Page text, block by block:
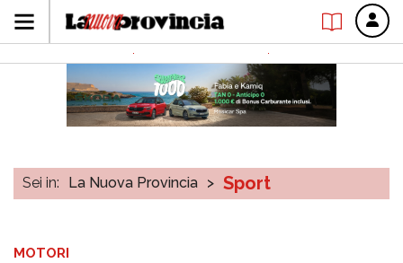
Sei in: La Nuova Provincia > Sport
MOTORI